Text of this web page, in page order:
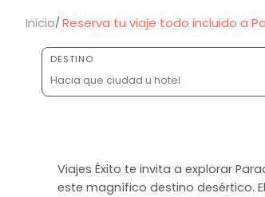
Inicio Reserva tu viaje todo incluido a
DESTINO
Viajes Éxito te invita a explorar
este magnífico destino desértico.